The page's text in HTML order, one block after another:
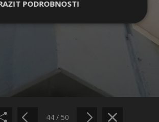
Sdílet na Pinterestu
44 / 50
PODROBNOSTI
Výkonové
Soubory
Nezařazené
soubory